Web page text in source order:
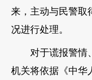
来，主动与民警取
况进行处理。
对于谎报警情、
机关将依据《中华